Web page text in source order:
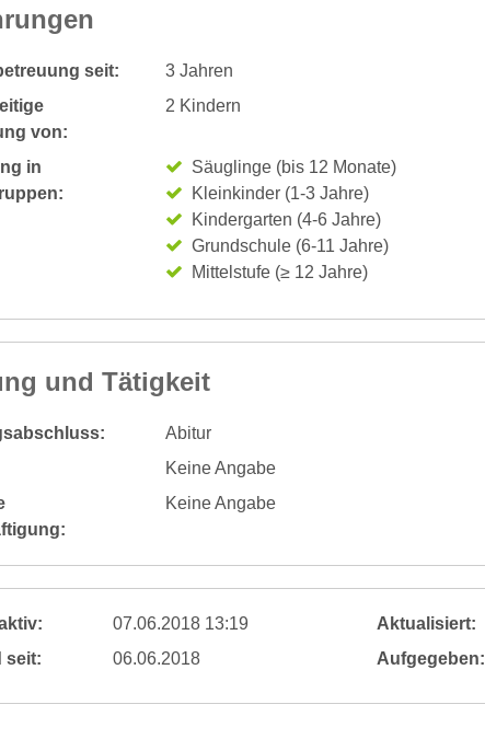
seit:
3 Jahren
von:
2 Kindern
in
Säuglinge (bis 12 Monate)
Kleinkinder (1-3 Jahre)
Kindergarten (4-6 Jahre)
Grundschule (6-11 Jahre)
Mittelstufe (≥ 12 Jahre)
und Tätigkeit
Abitur
Keine Angabe
Keine Angabe
07.06.2018 13:19 Aktualisiert:
seit:
06.06.2018 Aufgegeben: